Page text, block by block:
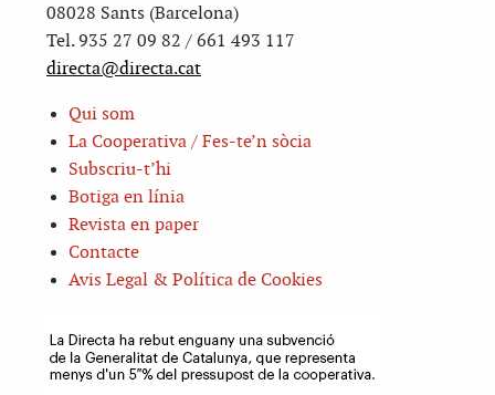
08028 Sants (Barcelona)
Tel. 935 27 09 82 / 661 493 117
directa@directa.cat
Qui som
La Cooperativa / Fes-te’n sòcia
Subscriu-t’hi
Botiga en línia
Revista en paper
Contacte
Avis Legal & Política de Cookies